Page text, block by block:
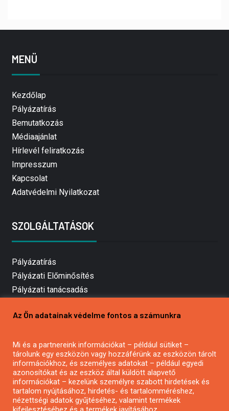
MENÜ
Kezdőlap
Pályázatírás
Bemutatkozás
Médiaajánlat
Hírlevél feliratkozás
Impresszum
Kapcsolat
Adatvédelmi Nyilatkozat
SZOLGÁLTATÁSOK
Pályázatírás
Pályázati Előminősítés
Pályázati tanácsadás
Mezőgazdasági pályázatírás
Pályázatírás civil szervezeteknek
Pályázatírás önkormányzatoknak
Pályázatfigyelés
Specifikus pályázatfigyelés vagy hírlevél
Az Ön adatainak védelme fontos a számunkra
Mi és a partnereink információkat – például sütiket –
tárolunk egy eszközön vagy hozzáférünk az eszközön tárolt
információkhoz, és személyes adatokat – például egyedi
azonosítókat és az eszköz által küldött alapvető
információkat – kezelünk személyre szabott hirdetések és
tartalom nyújtásához, hirdetés- és tartalomméréshez,
nézettségi adatok gyűjtéséhez, valamint termékek